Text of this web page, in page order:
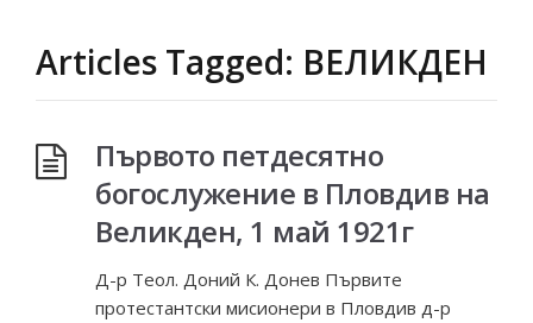
Articles Tagged: ВЕЛИКДЕН
Първото петдесятно
богослужение в Пловдив на
Великден, 1 май 1921г
Д-р Теол. Доний К. Донев Първите
протестантски мисионери в Пловдив д-р